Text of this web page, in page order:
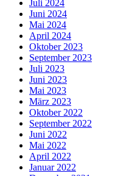
Juli 2024
Juni 2024
Mai 2024
April 2024
Oktober 2023
September 2023
Juli 2023
Juni 2023
Mai 2023
März 2023
Oktober 2022
September 2022
Juni 2022
Mai 2022
April 2022
Januar 2022